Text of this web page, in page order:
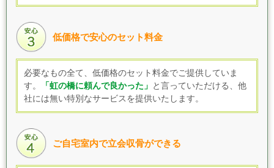
低価格で安心のセット料金
必要なもの全て、低価格のセット料金でご提供していま
す 。 「虹の橋に頼んで良かった」 と言っていただける、他
社には無い特別なサービスを提供いたします。
ご自宅室内で立会収骨ができる